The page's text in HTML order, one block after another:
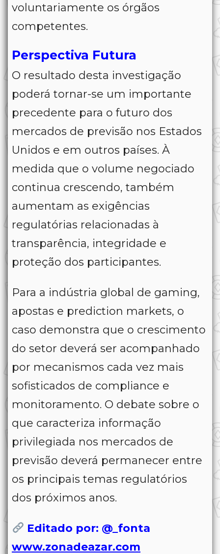
voluntariamente os órgãos
competentes.
Perspectiva Futura
O resultado desta investigação
poderá tornar-se um importante
precedente para o futuro dos
mercados de previsão nos Estados
Unidos e em outros países. À
medida que o volume negociado
continua crescendo, também
aumentam as exigências
regulatórias relacionadas à
transparência, integridade e
proteção dos participantes.
Para a indústria global de gaming,
apostas e prediction markets, o
caso demonstra que o crescimento
do setor deverá ser acompanhado
por mecanismos cada vez mais
sofisticados de compliance e
monitoramento. O debate sobre o
que caracteriza informação
privilegiada nos mercados de
previsão deverá permanecer entre
os principais temas regulatórios
dos próximos anos.
Editado por: @_fonta
www.zonadeazar.com